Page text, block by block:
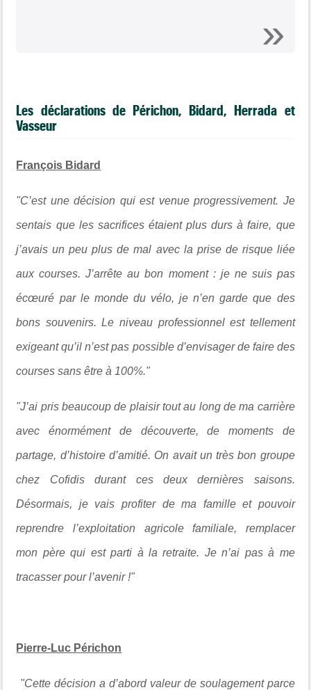
Les déclarations de Périchon, Bidard, Herrada et
Vasseur
François Bidard
"C’est une décision qui est venue progressivement. Je
sentais que les sacrifices étaient plus durs à faire, que
j’avais un peu plus de mal avec la prise de risque liée
aux courses. J’arrête au bon moment : je ne suis pas
écœuré par le monde du vélo, je n’en garde que des
bons souvenirs. Le niveau professionnel est tellement
exigeant qu’il n’est pas possible d’envisager de faire des
courses sans être à 100%."
"J’ai pris beaucoup de plaisir tout au long de ma carrière
avec énormément de découverte, de moments de
partage, d’histoire d’amitié. On avait un très bon groupe
chez Cofidis durant ces deux dernières saisons.
Désormais, je vais profiter de ma famille et pouvoir
reprendre l’exploitation agricole familiale, remplacer
mon père qui est parti à la retraite. Je n’ai pas à me
tracasser pour l’avenir !"
Pierre-Luc Périchon
"Cette décision a d’abord valeur de soulagement parce